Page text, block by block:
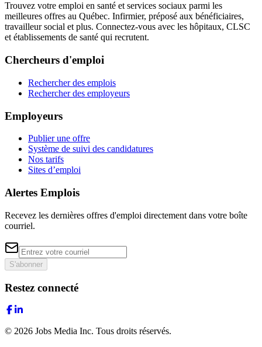
Trouvez votre emploi en santé et services sociaux parmi les
meilleures offres au Québec. Infirmier, préposé aux bénéficiaires,
travailleur social et plus. Connectez-vous avec les hôpitaux, CLSC
et établissements de santé qui recrutent.
Chercheurs d'emploi
Rechercher des emplois
Rechercher des employeurs
Employeurs
Publier une offre
Système de suivi des candidatures
Nos tarifs
Sites d’emploi
Alertes Emplois
Recevez les dernières offres d'emploi directement dans votre boîte
courriel.
S'abonner
Restez connecté
© 2026 Jobs Media Inc. Tous droits réservés.